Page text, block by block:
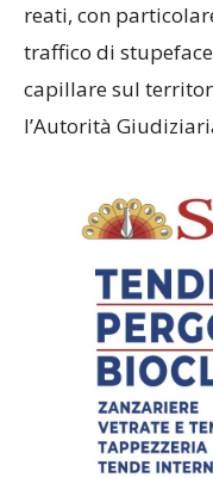
reati, con
traffico di
capillare sul
l’Autorità